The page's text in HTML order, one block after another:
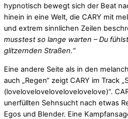
hypnotisch bewegt sich der Beat
hinein in eine Welt, die CARY mit
und extrem sinnlichen Zeilen
musstest so lange warten – Du
glitzernden Straßen.“
Eine andere Seite als in den
auch „Regen“ zeigt CARY im Track
(lovelovelovelovelovelovelove)“.
unerfüllten Sehnsucht nach etwas
Egos und Blender. Eine